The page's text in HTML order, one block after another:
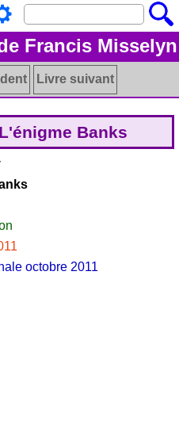
Francis Misselyn
Livre suivant
Banks
octobre 2011